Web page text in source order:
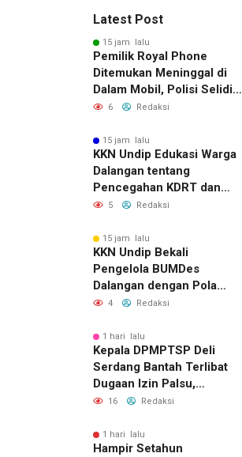
Latest Post
15 jam lalu
Pemilik Royal Phone
Ditemukan Meninggal di
Dalam Mobil, Polisi Selidiki
Dugaan Keterkaitan
6 Redaksi
15 jam lalu
KKN Undip Edukasi Warga
Dalangan tentang
Pencegahan KDRT dan
Komunikasi Keluarga
5 Redaksi
15 jam lalu
KKN Undip Bekali
Pengelola BUMDes
Dalangan dengan Pola
Pikir Inovatif
4 Redaksi
1 hari lalu
Kepala DPMPTSP Deli
Serdang Bantah Terlibat
Dugaan Izin Palsu,
Tegaskan Proses
Jalur Resmi
16 Redaksi
1 hari lalu
Hampir Setahun